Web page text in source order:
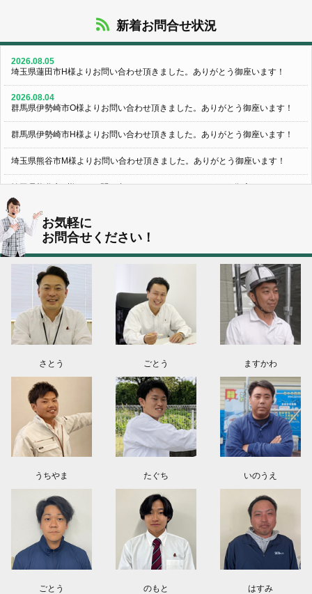
新着お問合せ状況
2026.08.05
埼玉県蓮田市H様よりお問い合わせ頂きました。ありがとう御座います！
2026.08.04
群馬県伊勢崎市O様よりお問い合わせ頂きました。ありがとう御座います！
群馬県伊勢崎市H様よりお問い合わせ頂きました。ありがとう御座います！
埼玉県熊谷市M様よりお問い合わせ頂きました。ありがとう御座います！
埼玉県熊谷市S様よりお問い合わせ頂きました。ありがとう御座います！
群馬県伊勢崎市K様よりお問い合わせ頂きました。ありがとう御座います！
東京都葛飾区N様よりお問い合わせ頂きました。ありがとう御座います！
2026.08.03
神奈川県川崎市A様よりお問い合わせ頂きました。ありがとう御座います！
群馬県高崎市E様よりお問い合わせ頂きました。ありがとう御座います！
2026.08.02
東京都練馬区K様よりお問い合わせ頂きました。ありがとう御座います！
お気軽に
お問合せください！
さとう ごとう ますかわ
うちやま たぐち いのうえ
ごとう のもと はすみ